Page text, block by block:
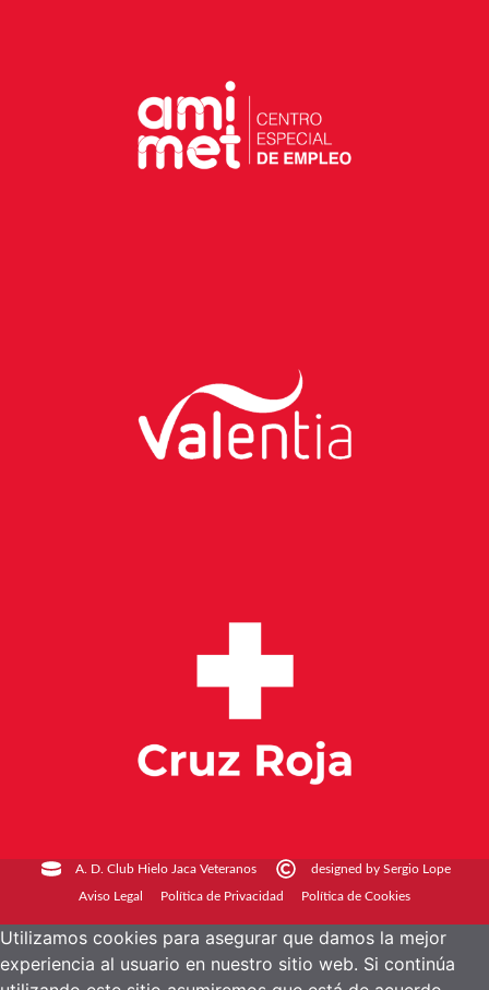
A. D. Club Hielo Jaca Veteranos designed by Sergio Lope
Aviso Legal Política de Privacidad Política de Cookies
Utilizamos cookies para asegurar que damos la mejor
experiencia al usuario en nuestro sitio web. Si continúa